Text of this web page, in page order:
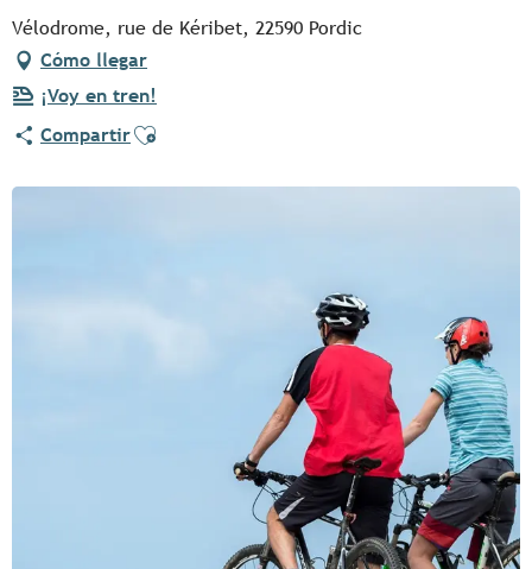
Vélodrome, rue de Kéribet, 22590 Pordic
Cómo llegar
¡Voy en tren!
CompartirAjouter aux favoris